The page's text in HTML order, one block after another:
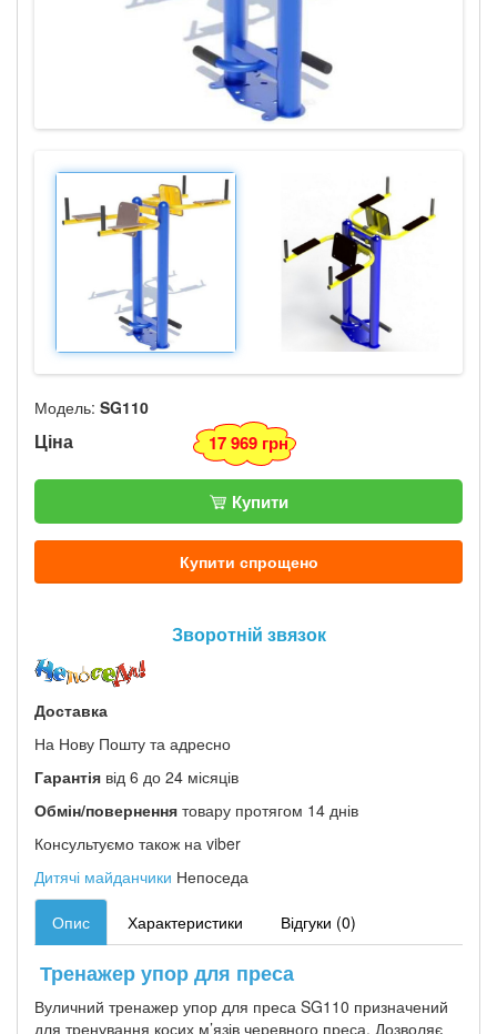
Модель: SG110
Ціна 17 969 грн
Купити
Купити спрощено
Зворотній звязок
Доставка
На Нову Пошту та адресно
Гарантія від 6 до 24 місяців
Обмін/повернення товару протягом 14 днів
Консультуємо також на viber
Дитячі майданчики Непоседа
Опис Характеристики Відгуки (0)
Тренажер упор для преса
Вуличний тренажер упор для преса SG110 призначений
для тренування косих м’язів черевного преса. Дозволяє